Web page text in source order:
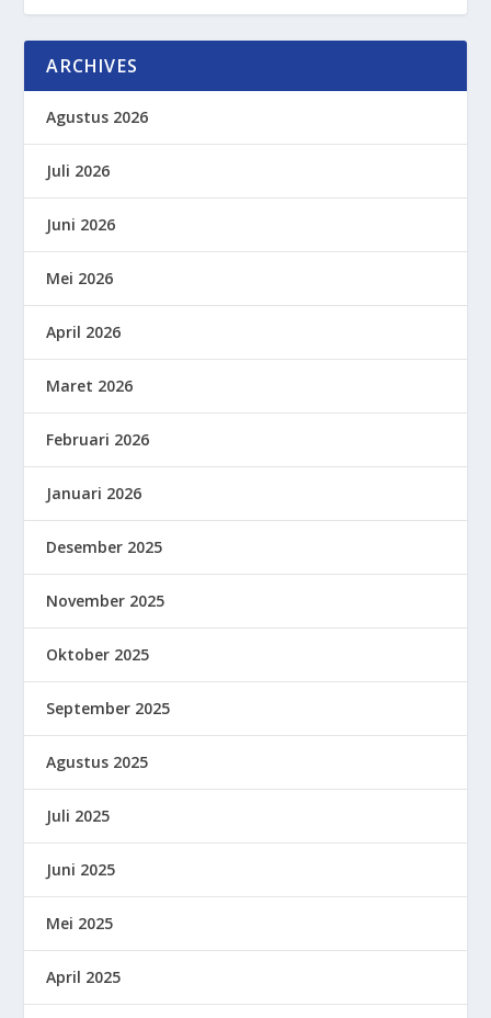
ARCHIVES
Agustus 2026
Juli 2026
Juni 2026
Mei 2026
April 2026
Maret 2026
Februari 2026
Januari 2026
Desember 2025
November 2025
Oktober 2025
September 2025
Agustus 2025
Juli 2025
Juni 2025
Mei 2025
April 2025